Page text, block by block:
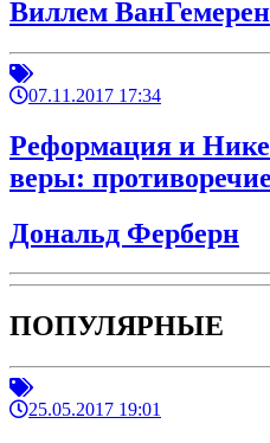
Виллем ВанГемерен
07.11.2017 17:34
Реформация и
веры:
Дональд Ферберн
ПОПУЛЯРНЫЕ
25.05.2017 19:01